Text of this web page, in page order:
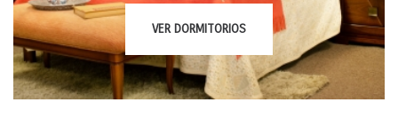
VER DORMITORIOS